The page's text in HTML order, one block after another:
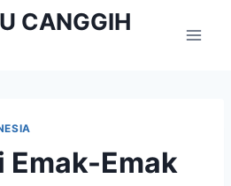
CANGGIH
Emak